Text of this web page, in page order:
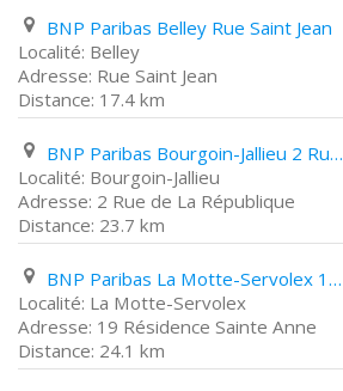
BNP Paribas Belley Rue Saint Jean
Belley
Rue Saint Jean
17.4 km
BNP Paribas Bourgoin-Jallieu 2 Rue de La République
Bourgoin-Jallieu
2 Rue de La République
23.7 km
BNP Paribas La Motte-Servolex 19 Résidence Sainte Anne
La Motte-Servolex
19 Résidence Sainte Anne
24.1 km